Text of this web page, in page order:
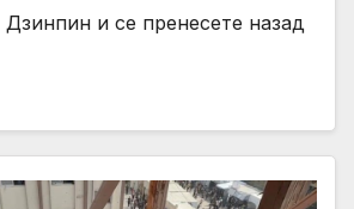
и се пренесете назад